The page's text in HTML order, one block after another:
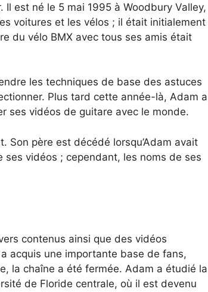
est né le 5 mai 1995 à Woodbury Valley,
voitures et les vélos ; il était initialement
du vélo BMX avec tous ses amis était
les techniques de base des astuces
Plus tard cette année-là, Adam a
ses vidéos de guitare avec le monde.
Son père est décédé lorsqu’Adam avait
ses vidéos ; cependant, les noms de ses
contenus ainsi que des vidéos
acquis une importante base de fans,
la chaîne a été fermée. Adam a étudié la
de Floride centrale, où il est devenu